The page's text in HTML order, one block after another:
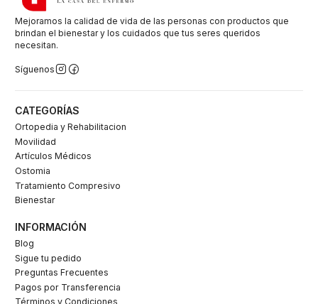
Mejoramos la calidad de vida de las personas con productos que
brindan el bienestar y los cuidados que tus seres queridos
necesitan.
Síguenos
CATEGORÍAS
Ortopedia y Rehabilitacion
Movilidad
Artículos Médicos
Ostomia
Tratamiento Compresivo
Bienestar
INFORMACIÓN
Blog
Sigue tu pedido
Preguntas Frecuentes
Pagos por Transferencia
Términos y Condiciones